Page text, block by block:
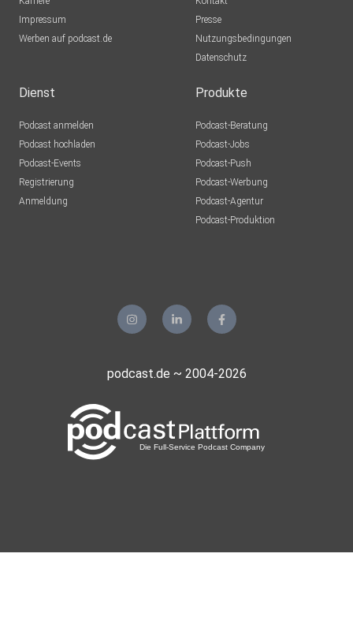
Impressum
Werben auf podcast.de
Presse
Nutzungsbedingungen
Datenschutz
Dienst
Podcast anmelden
Podcast hochladen
Podcast-Events
Registrierung
Anmeldung
Produkte
Podcast-Beratung
Podcast-Jobs
Podcast-Push
Podcast-Werbung
Podcast-Agentur
Podcast-Produktion
podcast.de ~ 2004-2026